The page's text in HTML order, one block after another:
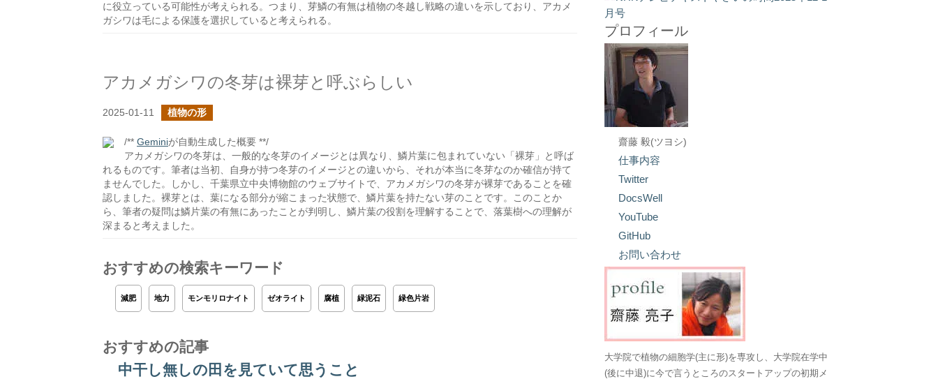
に役立っている可能性が考えられる。つまり、芽鱗の有無は植物の冬越し戦略の違いを示しており、アカメ
ガシワは毛による保護を選択していると考えられる。
アカメガシワの冬芽は裸芽と呼ぶらしい
2025-01-11 植物の形
/** Geminiが自動生成した概要 **/
アカメガシワの冬芽は、一般的な冬芽のイメージとは異なり、鱗片葉に包まれていない「裸芽」と呼ば
れるものです。筆者は当初、自身が持つ冬芽のイメージとの違いから、それが本当に冬芽なのか確信が持て
ませんでした。しかし、千葉県立中央博物館のウェブサイトで、アカメガシワの冬芽が裸芽であることを確
認しました。裸芽とは、葉になる部分が縮こまった状態で、鱗片葉を持たない芽のことです。このことか
ら、筆者の疑問は鱗片葉の有無にあったことが判明し、鱗片葉の役割を理解することで、落葉樹への理解が
深まると考えました。
おすすめの検索キーワード
減肥 地力 モンモリロナイト ゼオライト 腐植 緑泥石 緑色片岩
おすすめの記事
中干し無しの田を見ていて思うこと
プロフィール
齋藤 毅(ツヨシ)
仕事内容
Twitter
DocsWell
YouTube
GitHub
お問い合わせ
大学院で植物の細胞学(主に形)を専攻し、大学院在学中
(後に中退)に今で言うところのスタートアップの初期メ